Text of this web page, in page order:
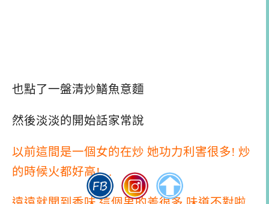
也點了一盤清炒鱔魚意麵
然後淡淡的開始話家常說
以前這間是一個女的在炒 她功力利害很多! 炒
的時候火都好高!…